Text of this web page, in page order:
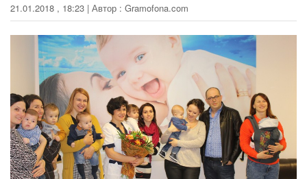
21.01.2018 , 18:23 | Автор : Gramofona.com